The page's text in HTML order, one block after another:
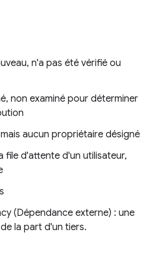
n'a pas été vérifié ou
non examiné pour déterminer
aucun propriétaire désigné
file d'attente d'un utilisateur,
(Dépendance externe) : une
la part d'un tiers.